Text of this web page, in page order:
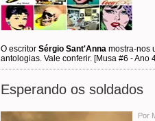
O escritor Sérgio Sant'Anna mostra-nos
antologias. Vale conferir. [Musa #6 - Ano
Esperando os soldados
Por